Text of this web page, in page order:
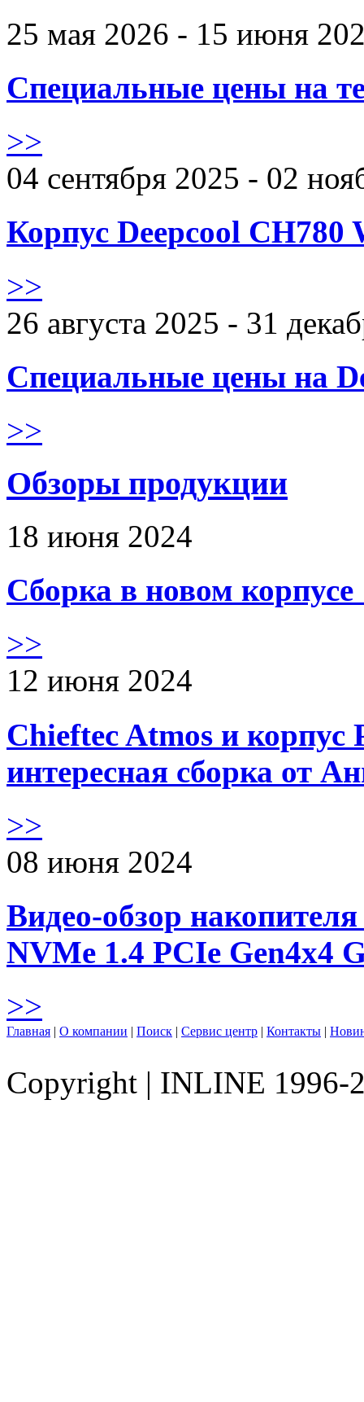
25 мая 2026 - 15 июня
Специальные цены на
>>
04 сентября 2025 - 02
Корпус Deepcool CH780
>>
26 августа 2025 - 31
Специальные цены на
>>
Обзоры продукции
18 июня 2024
Сборка в новом
>>
12 июня 2024
Chieftec Atmos и корпус
интересная сборка от
>>
08 июня 2024
Видео-обзор
NVMe 1.4 PCIe Gen4х4
>>
Главная | О компании | Поиск | Сервис центр | Контакты |
Copyright | INLINE 1996-